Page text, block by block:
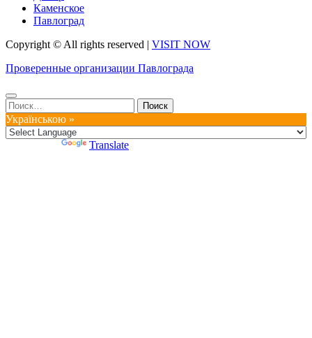
Каменское
Павлоград
Copyright © All rights reserved | VISIT NOW
Проверенные организации Павлограда
Найти:
Українською »
Translate